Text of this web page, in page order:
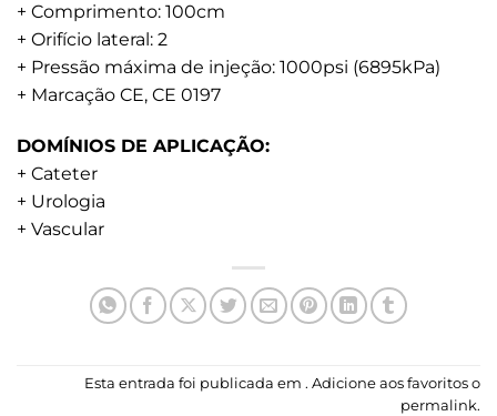
+ Comprimento: 100cm
+ Orifício lateral: 2
+ Pressão máxima de injeção: 1000psi (6895kPa)
+ Marcação CE, CE 0197
DOMÍNIOS DE APLICAÇÃO:
+ Cateter
+ Urologia
+ Vascular
Esta entrada foi publicada em . Adicione aos favoritos o
permalink.